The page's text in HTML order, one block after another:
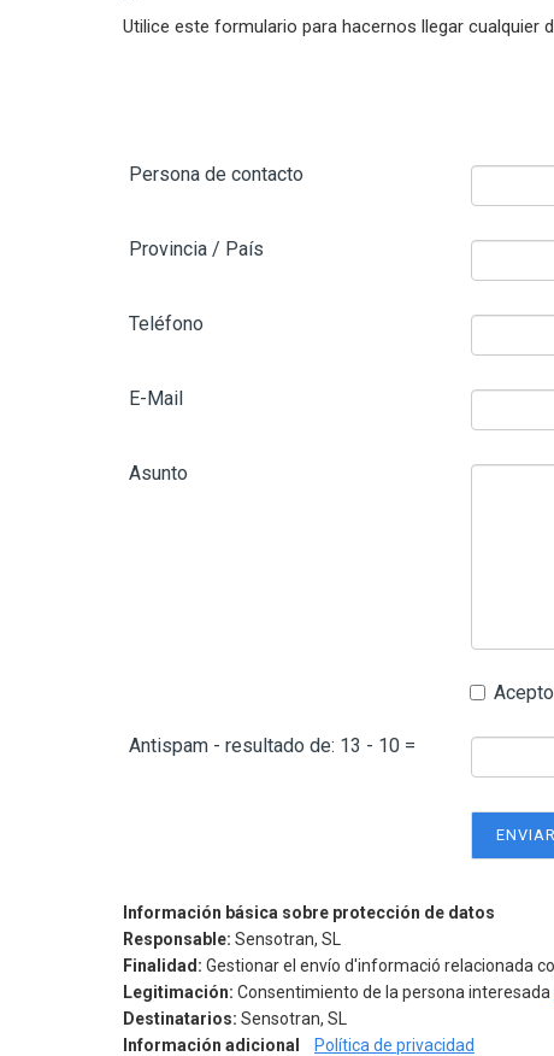
Utilice este formulario para hacernos llegar
Persona de contacto
Provincia / País
Teléfono
E-Mail
Asunto
Antispam - resultado de: 13 - 10 =
Información básica sobre protección de datos
Responsable: Sensotran, SL
Finalidad: Gestionar el envío d'informació relacionada
Legitimación: Consentimiento de la persona interesada
Destinatarios: Sensotran, SL
Información adicional
Política de privacidad